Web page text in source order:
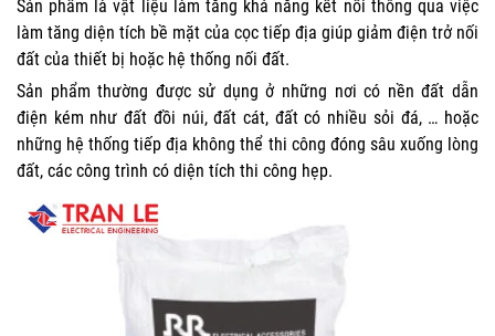
Sản phẩm là vật liệu làm tăng khả năng kết nối thông qua việc
làm tăng diện tích bề mặt của cọc tiếp địa giúp giảm điện trở nối
đất của thiết bị hoặc hệ thống nối đất.
Sản phẩm thường được sử dụng ở những nơi có nền đất dẫn
điện kém như đất đồi núi, đất cát, đất có nhiều sỏi đá, … hoặc
những hệ thống tiếp địa không thể thi công đóng sâu xuống lòng
đất, các công trình có diện tích thi công hẹp.